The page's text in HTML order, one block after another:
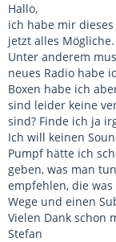
Hallo,
ich habe mir
jetzt alles Mögliche.
Unter anderem
neues Radio habe
Boxen habe ich
sind leider keine
sind? Finde ich ja
Ich will keinen
Pumpf hätte ich
geben, was man
empfehlen, die was
Wege und einen
Vielen Dank schon
Stefan